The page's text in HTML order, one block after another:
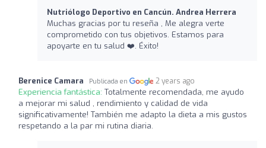
Nutriólogo Deportivo en Cancún. Andrea Herrera
Muchas gracias por tu reseña , Me alegra verte
comprometido con tus objetivos. Estamos para
apoyarte en tu salud ❤️‍. Éxito!
Berenice Camara Publicada en 2 years ago
Experiencia fantástica: Totalmente recomendada, me ayudo
a mejorar mi salud , rendimiento y calidad de vida
significativamente! También me adapto la dieta a mis gustos
respetando a la par mi rutina diaria.